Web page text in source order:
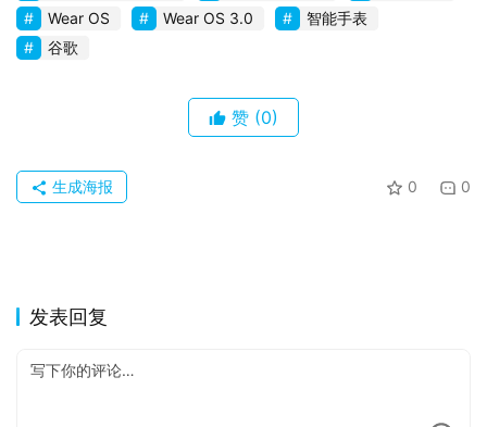
Wear OS
Wear OS 3.0
智能手表
谷歌
赞 (0)
0 0
生成海报
发表回复